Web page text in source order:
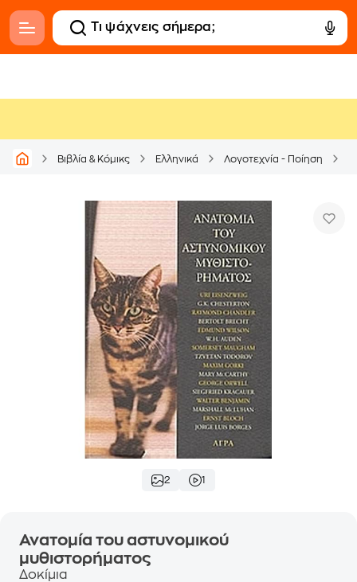
Βιβλία & Κόμικς Ελληνικά Λογοτεχνία - Ποίηση
2 1
Ανατομία του αστυνομικού
μυθιστορήματος
Δοκίμια